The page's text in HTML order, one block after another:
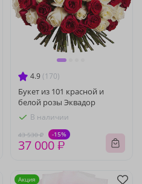
4.9 (170)
Букет из 101 красной и
белой розы Эквадор
В наличии
43 530 ₽ -15%
37 000 ₽
Акция